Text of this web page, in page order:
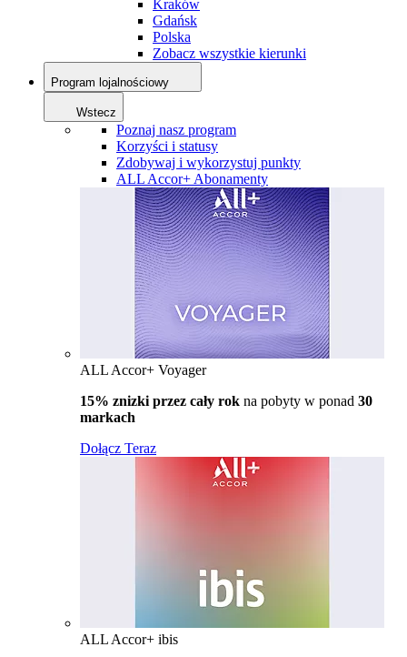
Kraków
Gdańsk
Polska
Zobacz wszystkie kierunki
Program lojalnościowy
Wstecz
Poznaj nasz program
Korzyści i statusy
Zdobywaj i wykorzystuj punkty
ALL Accor+ Abonamenty
ALL Accor+ Voyager
15% znizki przez cały rok na pobyty w ponad 30
markach
Dołącz Teraz
ALL Accor+ ibis